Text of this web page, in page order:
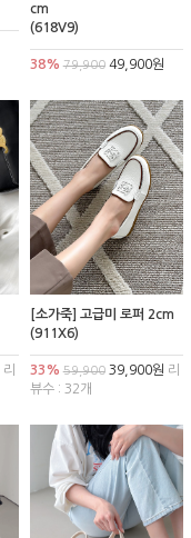
cm
(618V9)
38% 79,90049,900원
리
[소가죽] 고급미 로퍼 2cm
(911X6)
33% 59,90039,900원 리
뷰수 : 32개